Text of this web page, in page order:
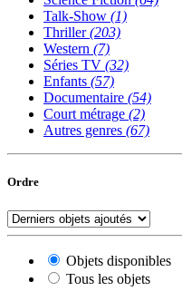
Talk-Show (1)
Thriller(203)
Western (7)
Séries TV (32)
Enfants (57)
Documentaire (54)
Court métrage (2)
Autres genres (67)
Ordre
Objets disponibles
Tous les objets